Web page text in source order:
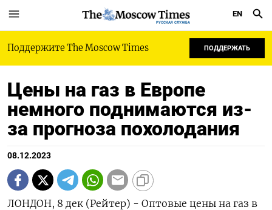
РУССКАЯ СЛУЖБА
EN
Поддержите The Moscow Times ПОДДЕРЖАТЬ
Цены на газ в Европе
немного поднимаются из-
за прогноза похолодания
08.12.2023
ЛОНДОН, 8 дек (Рейтер) - Оптовые цены на газ в